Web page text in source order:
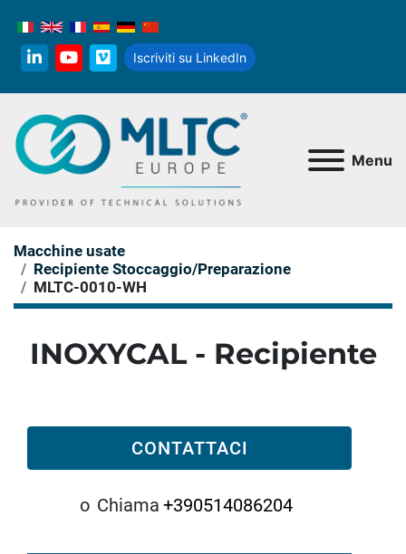
linkedinyoutube
vimeo
Iscriviti su LinkedIn
Menu
Macchine usate
Recipiente Stoccaggio/Preparazione
MLTC-0010-WH
INOXYCAL - Recipiente
CONTATTACI
o Chiama +390514086204